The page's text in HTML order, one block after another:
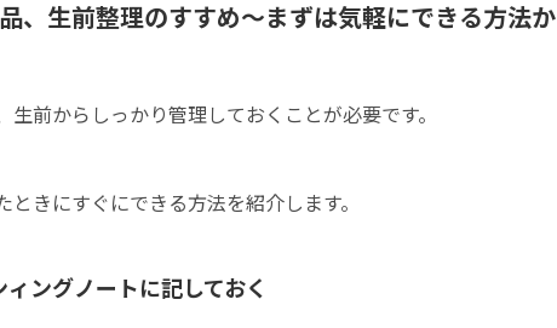
、生前整理のすすめ～まずは気軽にできる方法か
生前からしっかり管理しておくことが必要です。
ときにすぐにできる方法を紹介します。
ングノートに記しておく